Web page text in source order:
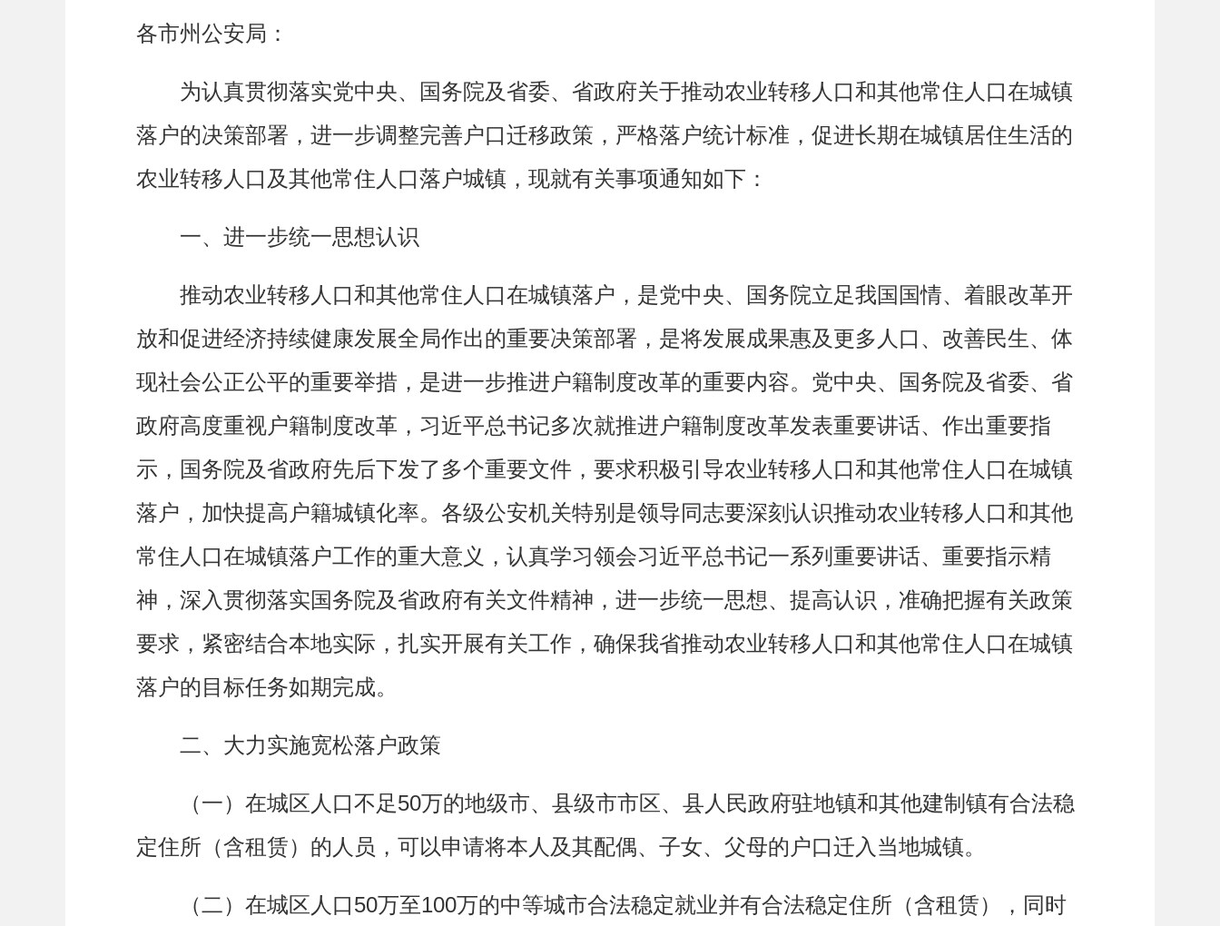
各市州公安局：
为认真贯彻落实党中央、国务院及省委、省政府关于推动农业转移人口和其他常住人口在城镇
落户的决策部署，进一步调整完善户口迁移政策，严格落户统计标准，促进长期在城镇居住生活的
农业转移人口及其他常住人口落户城镇，现就有关事项通知如下：
一、进一步统一思想认识
推动农业转移人口和其他常住人口在城镇落户，是党中央、国务院立足我国国情、着眼改革开
放和促进经济持续健康发展全局作出的重要决策部署，是将发展成果惠及更多人口、改善民生、体
现社会公正公平的重要举措，是进一步推进户籍制度改革的重要内容。党中央、国务院及省委、省
政府高度重视户籍制度改革，习近平总书记多次就推进户籍制度改革发表重要讲话、作出重要指
示，国务院及省政府先后下发了多个重要文件，要求积极引导农业转移人口和其他常住人口在城镇
落户，加快提高户籍城镇化率。各级公安机关特别是领导同志要深刻认识推动农业转移人口和其他
常住人口在城镇落户工作的重大意义，认真学习领会习近平总书记一系列重要讲话、重要指示精
神，深入贯彻落实国务院及省政府有关文件精神，进一步统一思想、提高认识，准确把握有关政策
要求，紧密结合本地实际，扎实开展有关工作，确保我省推动农业转移人口和其他常住人口在城镇
落户的目标任务如期完成。
二、大力实施宽松落户政策
（一）在城区人口不足50万的地级市、县级市市区、县人民政府驻地镇和其他建制镇有合法稳
定住所（含租赁）的人员，可以申请将本人及其配偶、子女、父母的户口迁入当地城镇。
（二）在城区人口50万至100万的中等城市合法稳定就业并有合法稳定住所（含租赁），同时